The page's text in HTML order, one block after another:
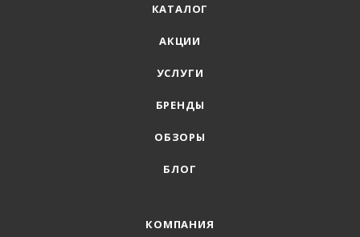
КАТАЛОГ
АКЦИИ
УСЛУГИ
БРЕНДЫ
ОБЗОРЫ
БЛОГ
КОМПАНИЯ